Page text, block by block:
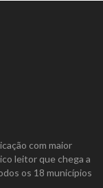
com maior
leitor que chega a
os 18 municípios